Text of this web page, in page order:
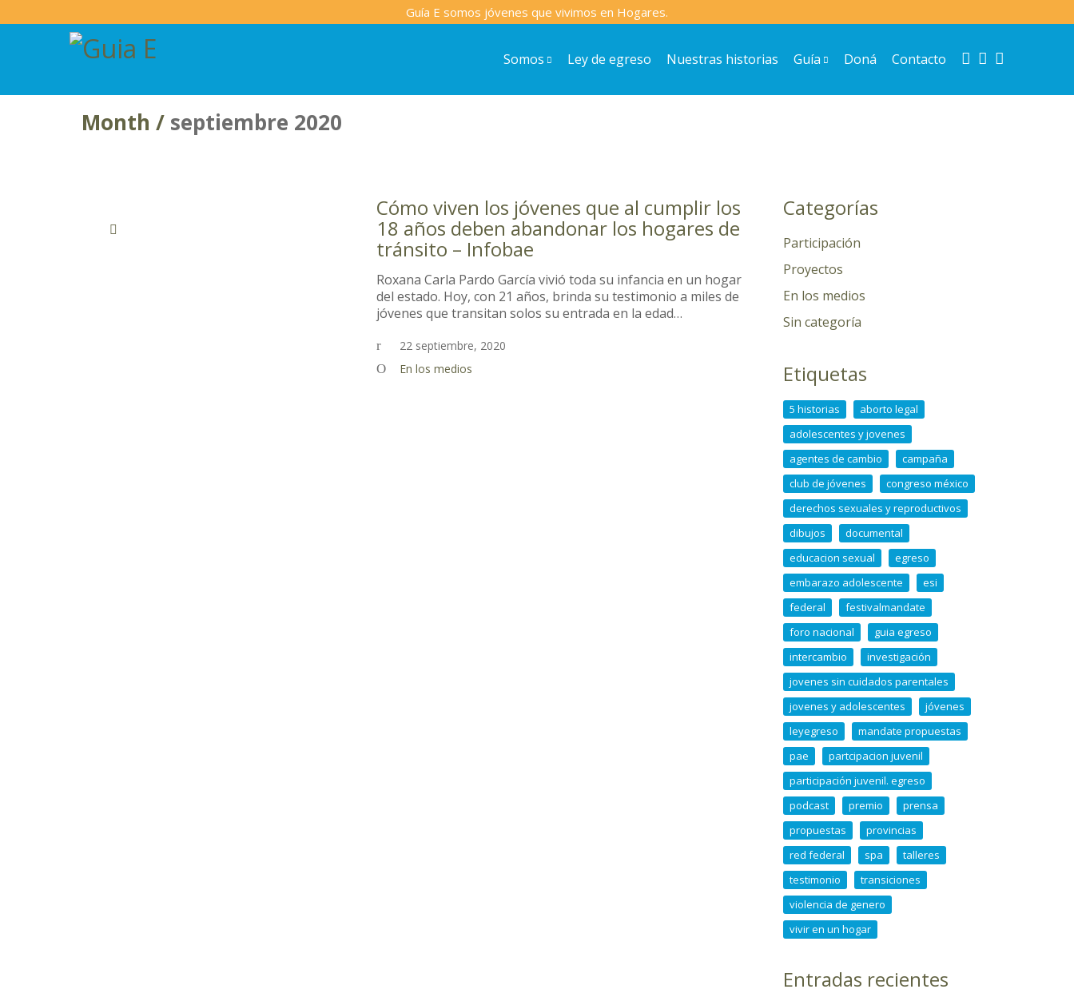
Somos Ley de egreso Nuestras historias Guía Doná Contacto Instagram
Facebook
Youtube
Month / septiembre 2020
Cómo viven los jóvenes que al cumplir los
18 años deben abandonar los hogares de
tránsito – Infobae
Roxana Carla Pardo García vivió toda su infancia en un hogar
del estado. Hoy, con 21 años, brinda su testimonio a miles de
jóvenes que transitan solos su entrada en la edad…
22 septiembre, 2020
En los medios
Categorías
Participación
Proyectos
En los medios
Sin categoría
Etiquetas
5 historias
aborto legal
adolescentes y jovenes
agentes de cambio
campaña
club de jóvenes
congreso méxico
derechos sexuales y reproductivos
dibujos
documental
educacion sexual
egreso
embarazo adolescente
esi
federal
festivalmandate
foro nacional
guia egreso
intercambio
investigación
jovenes sin cuidados parentales
jovenes y adolescentes
jóvenes
leyegreso
mandate propuestas
pae
partcipacion juvenil
participación juvenil. egreso
podcast
premio
prensa
propuestas
provincias
red federal
spa
talleres
testimonio
transiciones
violencia de genero
vivir en un hogar
Entradas recientes